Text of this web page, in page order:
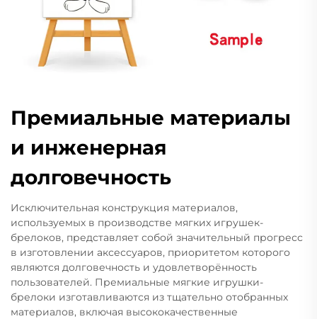
Премиальные материалы
и инженерная
долговечность
Исключительная конструкция материалов,
используемых в производстве мягких игрушек-
брелоков, представляет собой значительный прогресс
в изготовлении аксессуаров, приоритетом которого
являются долговечность и удовлетворённость
пользователей. Премиальные мягкие игрушки-
брелоки изготавливаются из тщательно отобранных
материалов, включая высококачественные